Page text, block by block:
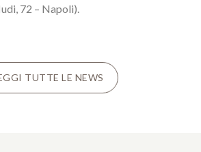
72 – Napoli).
TUTTE LE NEWS